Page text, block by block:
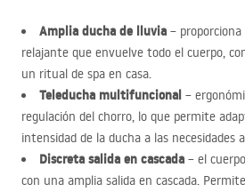
Amplia ducha de lluvia –
relajante que envuelve todo el cuerpo,
un ritual de spa en casa.
Teleducha multifuncional –
regulación del chorro, lo que permite
intensidad de la ducha a las necesidades
Discreta salida en cascada – el
con una amplia salida en cascada.